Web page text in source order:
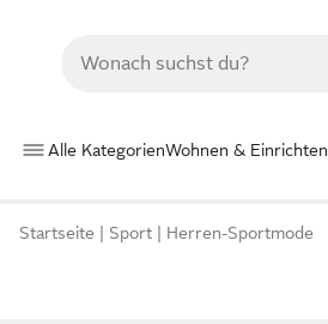
Alle KategorienWohnen & Einrichten
Startseite Sport Herren-Sportmode